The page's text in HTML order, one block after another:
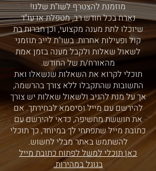
מוזמנת להצטרף לשו"ת שלנו!
נארח בכל חודש רב, מטפלת או עו"ד
שיוכלו לתת מענה מקצועי, וכן חברות בת
קול ופעילות אחרות. בשו"ת לייב תוזמני
לשאול שאלות ולקבל מענה בזמן אמת
מהאורח/ת של החודש.
תוכלי לקרוא את השאלות שנשאלו ואת
התשובות שהתקבלו ללא צורך בהרשמה,
אך על מנת להגיב ולשאול שאלות יש צורך
להירשם עם מייל וסיסמא לבחירתך. אם
את חוששת מחשיפה, כדאי להירשם עם
כתובת מייל שתפתחי לך במיוחד, כך תוכלי
להשתמש באתר מבלי לחשוש.
כאן תוכלי למשל לפתוח כתובת מייל
בגוגל במהירות.